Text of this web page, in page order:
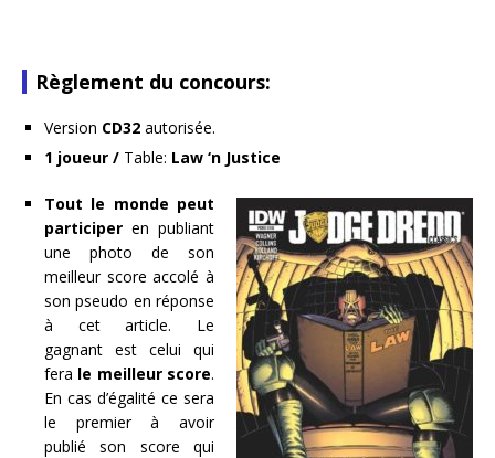
Règlement du concours:
Version CD32 autorisée.
1 joueur / Table: Law ‘n Justice
Tout le monde peut
participer en publiant
une photo de son
meilleur score accolé à
son pseudo en réponse
à cet article. Le
gagnant est celui qui
fera le meilleur score.
En cas d’égalité ce sera
le premier à avoir
publié son score qui